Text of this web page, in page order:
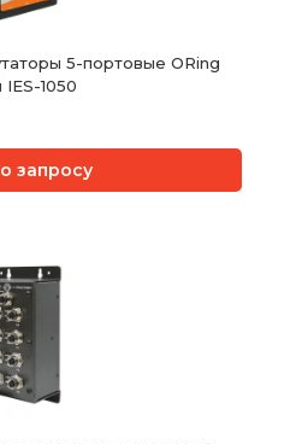
5-портовые ORing
IES-1050
запросу